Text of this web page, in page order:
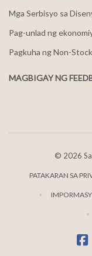
Mga Serbisyo sa
Pag-unlad ng
Pagkuha ng Non-
MAGBIGAY NG
© 2026
PATAKARAN SA